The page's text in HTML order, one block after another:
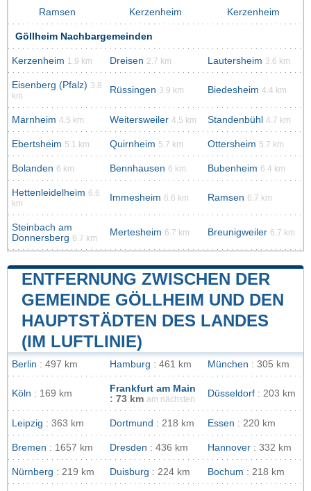
Ramsen Kerzenheim Kerzenheim
Göllheim Nachbargemeinden
Kerzenheim 1.9 km Dreisen 2.7 km Lautersheim 3.6 km
Eisenberg (Pfalz) 3.8
km
Rüssingen 3.9 km Biedesheim 4.4 km
Marnheim 4.5 km Weitersweiler 4.5 km Standenbühl 4.7 km
Ebertsheim 5.1 km Quirnheim 5.7 km Ottersheim 5.7 km
Bolanden 6 km Bennhausen 6 km Bubenheim 6.4 km
Hettenleidelheim 6.6
km
Immesheim 6.6 km Ramsen 6.7 km
Steinbach am
Donnersberg 6.7 km
Mertesheim 6.7 km Breunigweiler 6.7 km
ENTFERNUNG ZWISCHEN DER
GEMEINDE GÖLLHEIM UND DEN
HAUPTSTÄDTEN DES LANDES
(IM LUFTLINIE)
Berlin : 497 km Hamburg : 461 km München : 305 km
Köln : 169 km
Frankfurt am Main
: 73 km am nächsten
Düsseldorf : 203 km
Leipzig : 363 km Dortmund : 218 km Essen : 220 km
Bremen : 1657 km Dresden : 436 km Hannover : 332 km
Nürnberg : 219 km Duisburg : 224 km Bochum : 218 km